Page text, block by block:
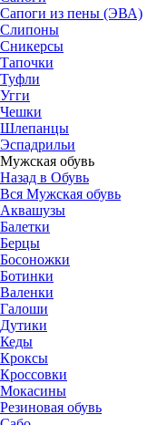
Сапоги из пены (ЭВА)
Слипоны
Сникерсы
Тапочки
Туфли
Угги
Чешки
Шлепанцы
Эспадрильи
Мужская обувь
Назад в Обувь
Вся Мужская обувь
Аквашузы
Балетки
Берцы
Босоножки
Ботинки
Валенки
Галоши
Дутики
Кеды
Кроксы
Кроссовки
Мокасины
Резиновая обувь